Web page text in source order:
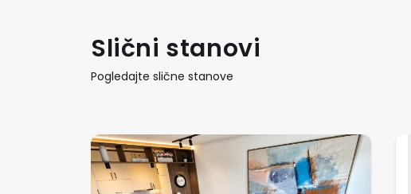
Slični stanovi
Pogledajte slične stanove